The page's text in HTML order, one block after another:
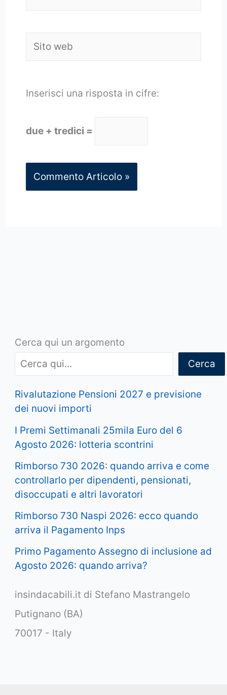
web
Inserisci una risposta in cifre:
due + tredici =
Cerca qui un argomento
Cerca
Rivalutazione Pensioni 2027 e previsione
dei nuovi importi
I Premi Settimanali 25mila Euro del 6
Agosto 2026: lotteria scontrini
Rimborso 730 2026: quando arriva e come
controllarlo per dipendenti, pensionati,
disoccupati e altri lavoratori
Rimborso 730 Naspi 2026: ecco quando
arriva il Pagamento Inps
Primo Pagamento Assegno di inclusione ad
Agosto 2026: quando arriva?
insindacabili.it di Stefano Mastrangelo
Putignano (BA)
70017 - Italy